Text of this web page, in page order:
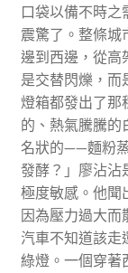
口袋以備不時之
震驚了。整條城
邊到西邊，從高
是交替閃爍，而
燈箱都發出了那
的、熱氣騰騰的
名狀的——麵粉
發酵？」廖沾沾
極度敏感。他聞
因為壓力過大而
汽車不知道該走
綠燈。一個穿著